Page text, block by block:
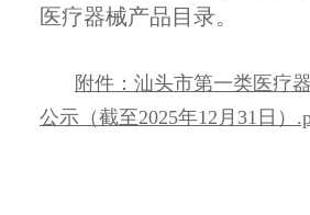
医疗器械产品目录。
附件：汕头市第一类医疗
公示（截至2025年12月31日）